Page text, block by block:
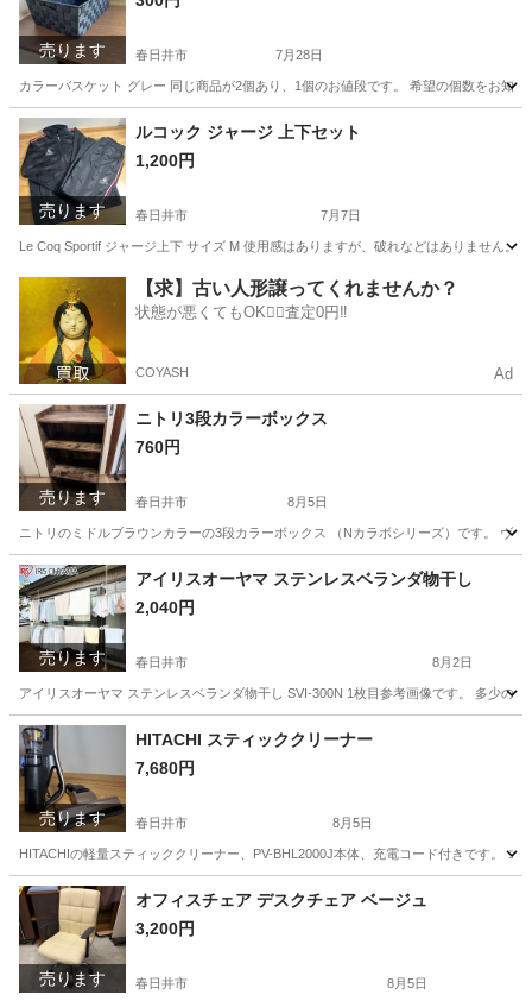
売ります 春日井市 7月28日
カラーバスケット グレー 同じ商品が2個あり、1個のお値段です。 希望の個数をお知
愛知 春日井市 収納家具 バスケット
売ります
ルコック ジャージ 上下セット
1,200円
春日井市 7月7日
Le Coq Sportif ジャージ上下 サイズ M 使用感はありますが、破れなどはありません。
スポーツウェア ジャージ
【求】古い人形譲ってくれませんか？
状態が悪くてもOK🙆‍♀️査定0円‼️
COYASH Ad
売ります
ニトリ3段カラーボックス
760円
春日井市 8月5日
ニトリのミドルブラウンカラーの3段カラーボックス （Nカラボシリーズ）です。 ヴ
愛知 春日井市 収納家具
売ります
アイリスオーヤマ ステンレスベランダ物干し
2,040円
春日井市 8月2日
アイリスオーヤマ ステンレスベランダ物干し SVI-300N 1枚目参考画像です。 多少の
愛知 春日井市
売ります
HITACHI スティッククリーナー
7,680円
春日井市 8月5日
HITACHIの軽量スティッククリーナー、PV-BHL2000J本体、充電コード付きです。
愛知 春日井市 生活家電
売ります
オフィスチェア デスクチェア ベージュ
3,200円
春日井市 8月5日